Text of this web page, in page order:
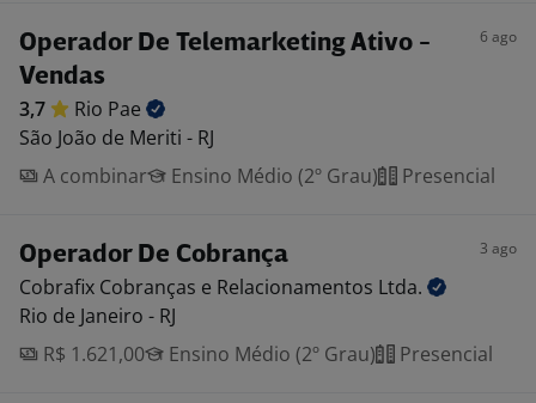
Operador De Telemarketing Ativo -
Vendas
6 ago
3,7 Rio Pae
São João de Meriti - RJ
A combinar
Ensino Médio (2º Grau) Presencial
Operador De Cobrança 3 ago
Cobrafix Cobranças e Relacionamentos Ltda.
Rio de Janeiro - RJ
R$ 1.621,00
Ensino Médio (2º Grau) Presencial